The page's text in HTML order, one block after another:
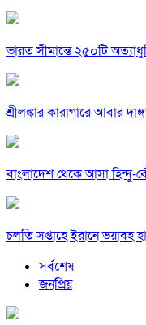
ভারত সীমান্তে ২৫০টি
শ্রীলঙ্কার কারাগারে আবার
বাংলাদেশ থেকে আসা হিন্দু-
চলতি সপ্তাহে ইরানে ভয়াবহ
সর্বশেষ
জনপ্রিয়